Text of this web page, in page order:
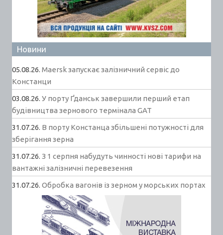
Новини
05.08.26. Maersk запускає залізничний сервіс до
Констанци
03.08.26. У порту Ґданськ завершили перший етап
будівництва зернового термінала GAT
31.07.26. В порту Констанца збільшені потужності для
зберігання зерна
31.07.26. З 1 серпня набудуть чинності нові тарифи на
вантажні залізничні перевезення
31.07.26. Обробка вагонів із зерном у морських портах